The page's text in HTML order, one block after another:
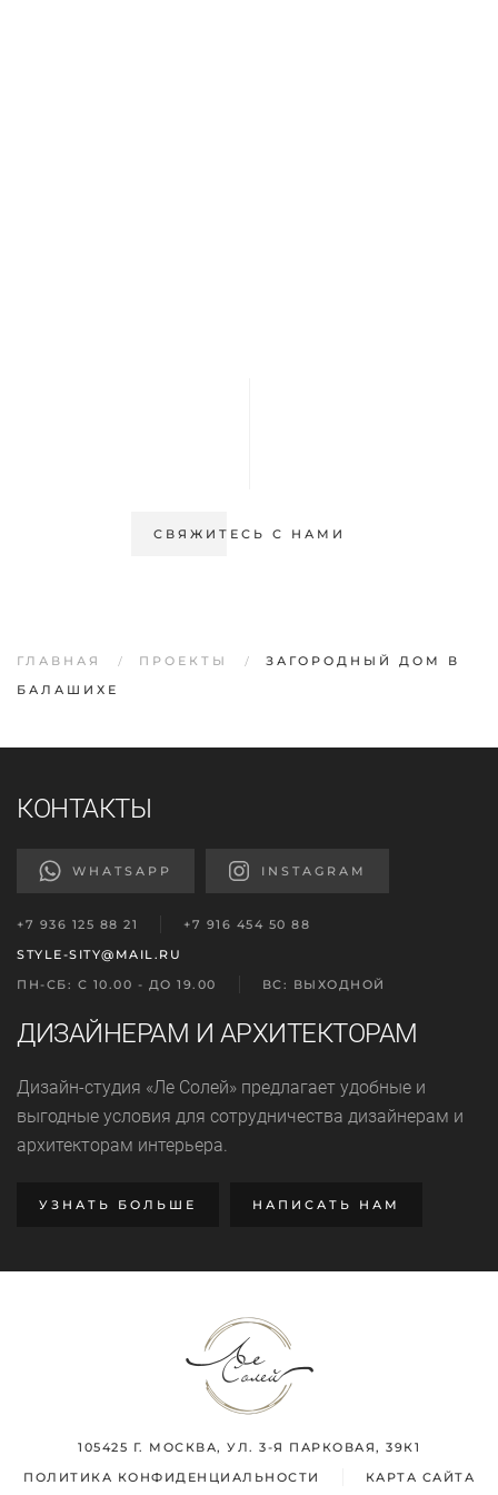
СВЯЖИТЕСЬ С НАМИ
ГЛАВНАЯ ПРОЕКТЫ
ЗАГОРОДНЫЙ ДОМ В
БАЛАШИХЕ
КОНТАКТЫ
WHATSAPP INSTAGRAM
+7 936 125 88 21
+7 916 454 50 88
STYLE-SITY@MAIL.RU
ПН-СБ: С 10.00 - ДО 19.00
ВС: ВЫХОДНОЙ
ДИЗАЙНЕРАМ И АРХИТЕКТОРАМ
Дизайн-студия «Ле Солей» предлагает удобные и
выгодные условия для сотрудничества дизайнерам и
архитекторам интерьера.
УЗНАТЬ БОЛЬШЕ НАПИСАТЬ НАМ
105425 Г. МОСКВА, УЛ. 3-Я ПАРКОВАЯ, 39К1
ПОЛИТИКА КОНФИДЕНЦИАЛЬНОСТИ
КАРТА САЙТА